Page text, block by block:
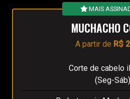
MAIS
MUCHACHO
A partir de R$
Corte de cabelo
(Seg-Sáb)